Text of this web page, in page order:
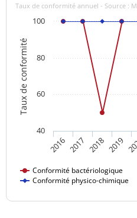
Taux de conformité
Taux de conformité annuel - Source :
Conformité bactériologique
Conformité physico-chimique
2016 2017 2018 2019
40
60
80
100